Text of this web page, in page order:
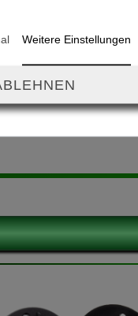
Weitere Einstellungen